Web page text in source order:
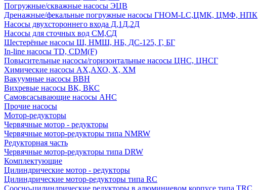
Погружные/скважные насосы ЭЦВ
Дренажные/фекальные погружные насосы ГНОМ-LC,ЦМК, ЦМФ, НПК
Насосы двухстороннего входа Д,1Д,2Д
Насосы для сточных вод СМ,СД
Шестерёные насосы Ш, НМШ, НБ, ДС-125, Г, БГ
In-line насосы TD, CDM(F)
Повысительные насосы/горизонтальные насосы ЦНС, ЦНСГ
Химические насосы АХ,АХО, Х, ХМ
Вакуумные насосы ВВН
Вихревые насосы ВК, ВКС
Самовсасывающие насосы АНС
Прочие насосы
Мотор-редукторы
Червячные мотор - редукторы
Червячные мотор-редукторы типа NMRW
Редукторная часть
Червячные мотор-редукторы типа DRW
Комплектующие
Цилиндрические мотор - редукторы
Цилиндрические мотор-редукторы типа RC
Соосно-цилиндрические редукторы в алюминиевом корпусе типа TRC